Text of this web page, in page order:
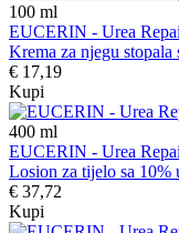
100 ml
EUCERIN - Urea
Krema za njegu stopala
€ 17,19
Kupi
400 ml
EUCERIN - Urea
Losion za tijelo sa 10%
€ 37,72
Kupi